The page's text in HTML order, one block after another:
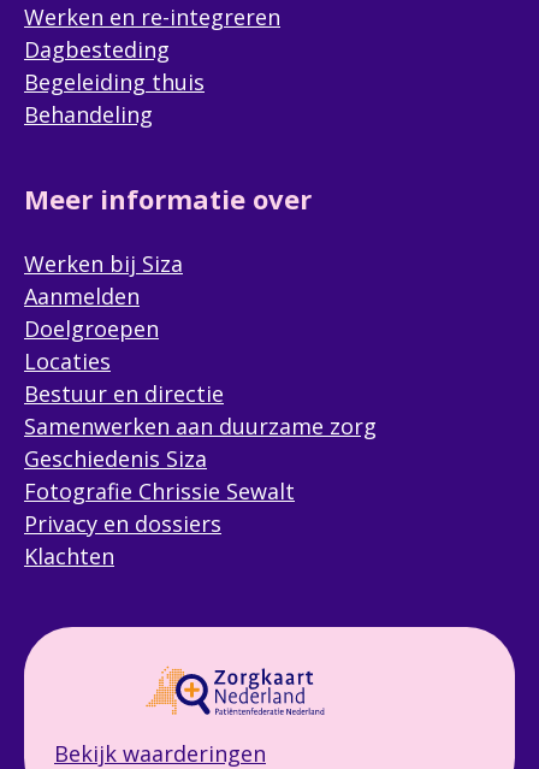
Werken en re-integreren
Dagbesteding
Begeleiding thuis
Behandeling
Meer informatie over
Werken bij Siza
Aanmelden
Doelgroepen
Locaties
Bestuur en directie
Samenwerken aan duurzame zorg
Geschiedenis Siza
Fotografie Chrissie Sewalt
Privacy en dossiers
Klachten
Bekijk waarderingen